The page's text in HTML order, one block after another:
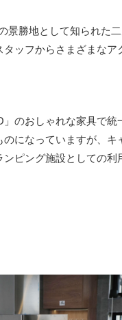
景勝地として知られた
ッフからさまざまなア
のおしゃれな家具で統
になっていますが、キ
ピング施設としての利